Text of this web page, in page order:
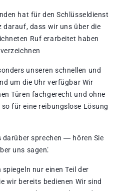
hat für den Schlüsseldienst
darauf, dass wir uns über die
Ruf erarbeitet haben
unseren schnellen und
um die Uhr verfügbar Wir
Türen fachgerecht und ohne
für eine reibungslose Lösung
darüber sprechen ― hören Sie
uns sagen⁚
nur einen Teil der
wir bereits bedienen Wir sind